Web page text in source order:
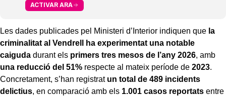
ACTIVAR ARA
Les dades publicades pel Ministeri d’Interior indiquen que la
criminalitat al Vendrell ha experimentat una notable
caiguda durant els primers tres mesos de l’any 2026, amb
una reducció del 51% respecte al mateix període de 2023.
Concretament, s’han registrat un total de 489 incidents
delictius, en comparació amb els 1.001 casos reportats entre